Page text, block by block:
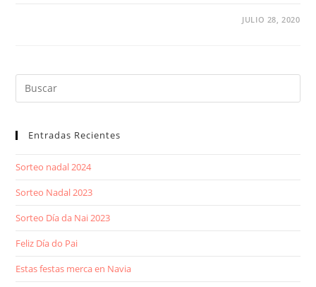
JULIO 28, 2020
Entradas Recientes
Sorteo nadal 2024
Sorteo Nadal 2023
Sorteo Día da Nai 2023
Feliz Día do Pai
Estas festas merca en Navia